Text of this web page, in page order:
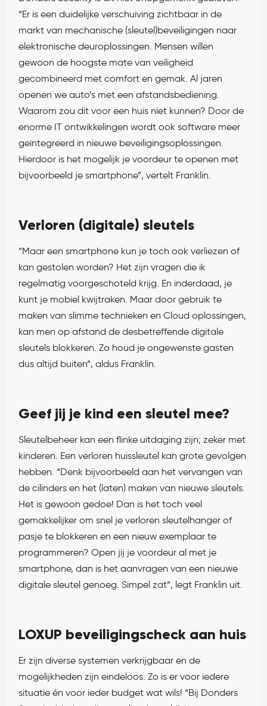
“Er is een duidelijke verschuiving zichtbaar in de
markt van mechanische (sleutel)beveiligingen naar
elektronische deuroplossingen. Mensen willen
gewoon de hoogste mate van veiligheid
gecombineerd met comfort en gemak. Al jaren
openen we auto’s met een afstandsbediening.
Waarom zou dit voor een huis niet kunnen? Door de
enorme IT ontwikkelingen wordt ook software meer
geïntegreerd in nieuwe beveiligingsoplossingen.
Hierdoor is het mogelijk je voordeur te openen met
bijvoorbeeld je smartphone”, vertelt Franklin.
Verloren (digitale) sleutels
“Maar een smartphone kun je toch ook verliezen of
kan gestolen worden? Het zijn vragen die ik
regelmatig voorgeschoteld krijg. En inderdaad, je
kunt je mobiel kwijtraken. Maar door gebruik te
maken van slimme technieken en Cloud oplossingen,
kan men op afstand de desbetreffende digitale
sleutels blokkeren. Zo houd je ongewenste gasten
dus altijd buiten”, aldus Franklin.
Geef jij je kind een sleutel mee?
Sleutelbeheer kan een flinke uitdaging zijn; zeker met
kinderen. Een verloren huissleutel kan grote gevolgen
hebben. “Denk bijvoorbeeld aan het vervangen van
de cilinders en het (laten) maken van nieuwe sleutels.
Het is gewoon gedoe! Dan is het toch veel
gemakkelijker om snel je verloren sleutelhanger of
pasje te blokkeren en een nieuw exemplaar te
programmeren? Open jij je voordeur al met je
smartphone, dan is het aanvragen van een nieuwe
digitale sleutel genoeg. Simpel zat”, legt Franklin uit.
LOXUP beveiligingscheck aan huis
Er zijn diverse systemen verkrijgbaar en de
mogelijkheden zijn eindeloos. Zo is er voor iedere
situatie én voor ieder budget wat wils! “Bij Donders